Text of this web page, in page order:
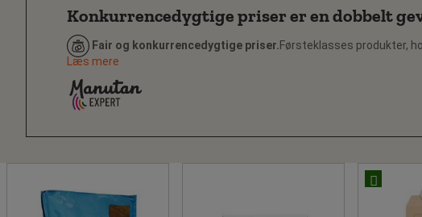
Konkurrencedygtige priser er en dobbelt
Fair og konkurrencedygtige priser.Førsteklasses produkter,
Læs mere